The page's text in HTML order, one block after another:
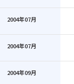
2004年07月
2004年07月
2004年09月